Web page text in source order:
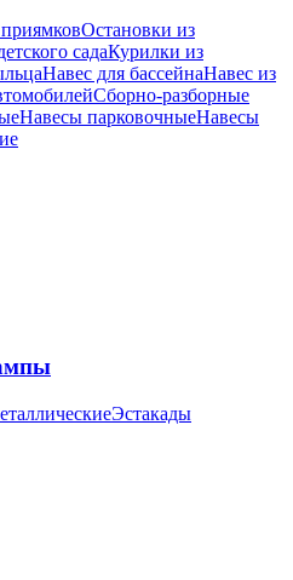
Остановки из
садаКурилки из
Навес для бассейнаНавес из
Сборно-разборные
Навесы парковочныеНавесы
Эстакады